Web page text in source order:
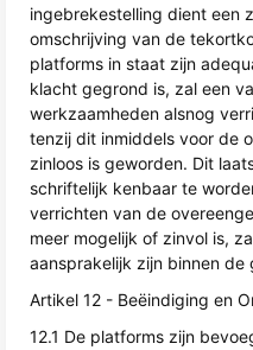
ingebrekestelling dient een
omschrijving van de
platforms in staat zijn
klacht gegrond is, zal een
werkzaamheden alsnog
tenzij dit inmiddels voor de
zinloos is geworden. Dit
schriftelijk kenbaar te
verrichten van de
meer mogelijk of zinvol is,
aansprakelijk zijn binnen de
Artikel 12 - Beëindiging en
12.1 De platforms zijn